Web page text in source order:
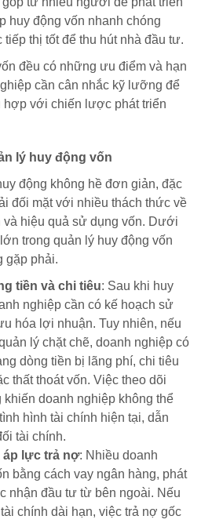
huy động vốn nhanh chóng
thị tốt để thu hút nhà đầu tư.
đều có những ưu điểm và hạn
cần cân nhắc kỹ lưỡng để
hợp với chiến lược phát triển
lý huy động vốn
động không hề đơn giản, đặc
đối mặt với nhiều thách thức về
và hiệu quả sử dụng vốn. Dưới
trong quản lý huy động vốn
gặp phải.
tiền và chi tiêu: Sau khi huy
nghiệp cần có kế hoạch sử
hóa lợi nhuận. Tuy nhiên, nếu
lý chặt chẽ, doanh nghiệp có
dòng tiền bị lãng phí, chi tiêu
thất thoát vốn. Việc theo dõi
khiến doanh nghiệp không thể
hình tài chính hiện tại, dẫn
tài chính.
áp lực trả nợ: Nhiều doanh
bằng cách vay ngân hàng, phát
nhận đầu tư từ bên ngoài. Nếu
chính dài hạn, việc trả nợ gốc